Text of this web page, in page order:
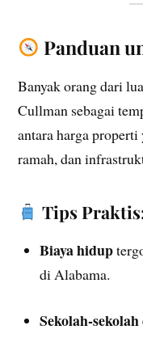
Panduan
Banyak orang dari
Cullman sebagai
antara harga
ramah, dan
Tips
Biaya hidup
di Alabama.
Sekolah-